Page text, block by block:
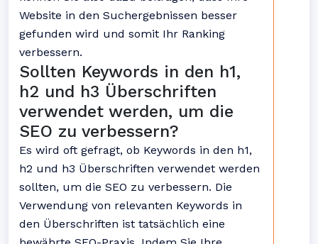
Website in den Suchergebnissen besser
gefunden wird und somit Ihr Ranking
verbessern.
Sollten Keywords in den h1,
h2 und h3 Überschriften
verwendet werden, um die
SEO zu verbessern?
Es wird oft gefragt, ob Keywords in den h1,
h2 und h3 Überschriften verwendet werden
sollten, um die SEO zu verbessern. Die
Verwendung von relevanten Keywords in
den Überschriften ist tatsächlich eine